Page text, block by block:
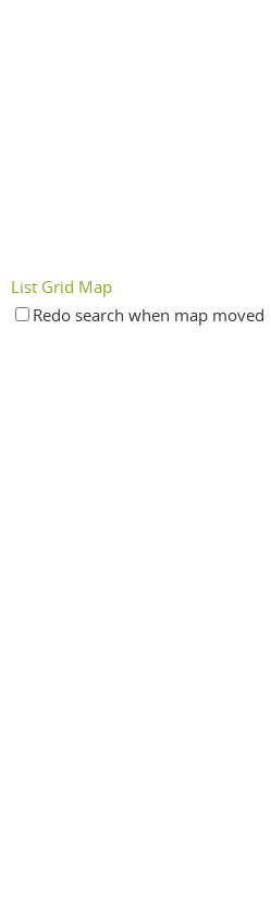
List Grid Map
Redo search when map moved